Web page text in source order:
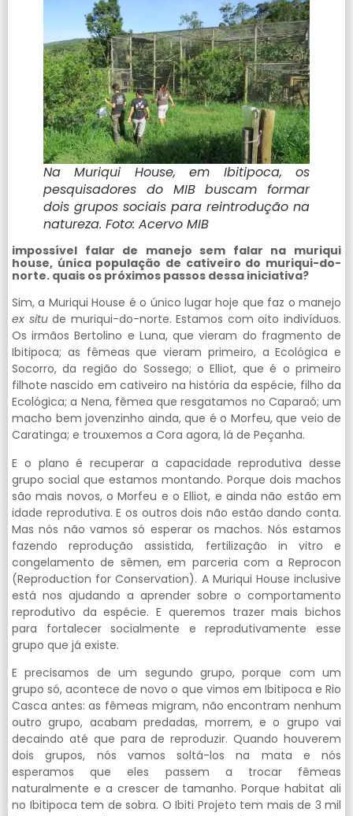
Na Muriqui House, em Ibitipoca, os
pesquisadores do MIB buscam formar
dois grupos sociais para reintrodução na
natureza. Foto: Acervo MIB
impossível falar de manejo sem falar na muriqui
house, única população de cativeiro do muriqui-do-
norte. quais os próximos passos dessa iniciativa?
Sim, a Muriqui House é o único lugar hoje que faz o manejo
ex situde muriqui-do-norte. Estamos com oito indivíduos.
Os irmãos Bertolino e Luna, que vieram do fragmento de
Ibitipoca; as fêmeas que vieram primeiro, a Ecológica e
Socorro, da região do Sossego; o Elliot, que é o primeiro
filhote nascido em cativeiro na história da espécie, filho da
Ecológica; a Nena, fêmea que resgatamos no Caparaó; um
macho bem jovenzinho ainda, que é o Morfeu, que veio de
Caratinga; e trouxemos a Cora agora, lá de Peçanha.
E o plano é recuperar a capacidade reprodutiva desse
grupo social que estamos montando. Porque dois machos
são mais novos, o Morfeu e o Elliot, e ainda não estão em
idade reprodutiva. E os outros dois não estão dando conta.
Mas nós não vamos só esperar os machos. Nós estamos
fazendo reprodução assistida, fertilização in vitro e
congelamento de sêmen, em parceria com a Reprocon
(Reproduction for Conservation). A Muriqui House inclusive
está nos ajudando a aprender sobre o comportamento
reprodutivo da espécie. E queremos trazer mais bichos
para fortalecer socialmente e reprodutivamente esse
grupo que já existe.
E precisamos de um segundo grupo, porque com um
grupo só, acontece de novo o que vimos em Ibitipoca e Rio
Casca antes: as fêmeas migram, não encontram nenhum
outro grupo, acabam predadas, morrem, e o grupo vai
decaindo até que para de reproduzir. Quando houverem
dois grupos, nós vamos soltá-los na mata e nós
esperamos que eles passem a trocar fêmeas
naturalmente e a crescer de tamanho. Porque habitat ali
no Ibitipoca tem de sobra. O Ibiti Projeto tem mais de 3 mil